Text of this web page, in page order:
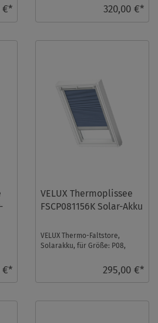
€*
homecontrol komp ...320,00 €*
€*
VELUX Thermoplissee
FSCP081156K Solar-Akku
VELUX Thermo-Faltstore,
Solarakku, für Größe: P08,
295,00 €*